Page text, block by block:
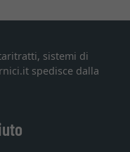
sistemi di
spedisce dalla